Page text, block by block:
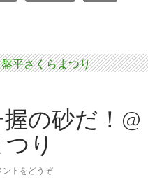
の砂だ！@
り
ントをどうぞ